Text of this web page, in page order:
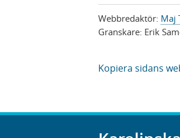
Webbredaktör: Maj
Granskare: Erik
Kopiera sidans